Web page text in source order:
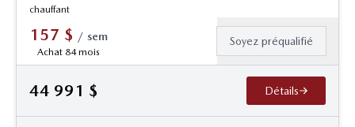
chauffant
157 $ / sem
Achat 84 mois
Soyez préqualifié
44 991 $ Détails